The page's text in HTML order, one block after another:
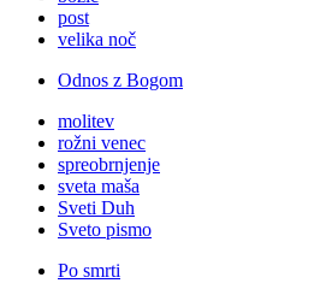
post
velika noč
Odnos z Bogom
molitev
rožni venec
spreobrnjenje
sveta maša
Sveti Duh
Sveto pismo
Po smrti